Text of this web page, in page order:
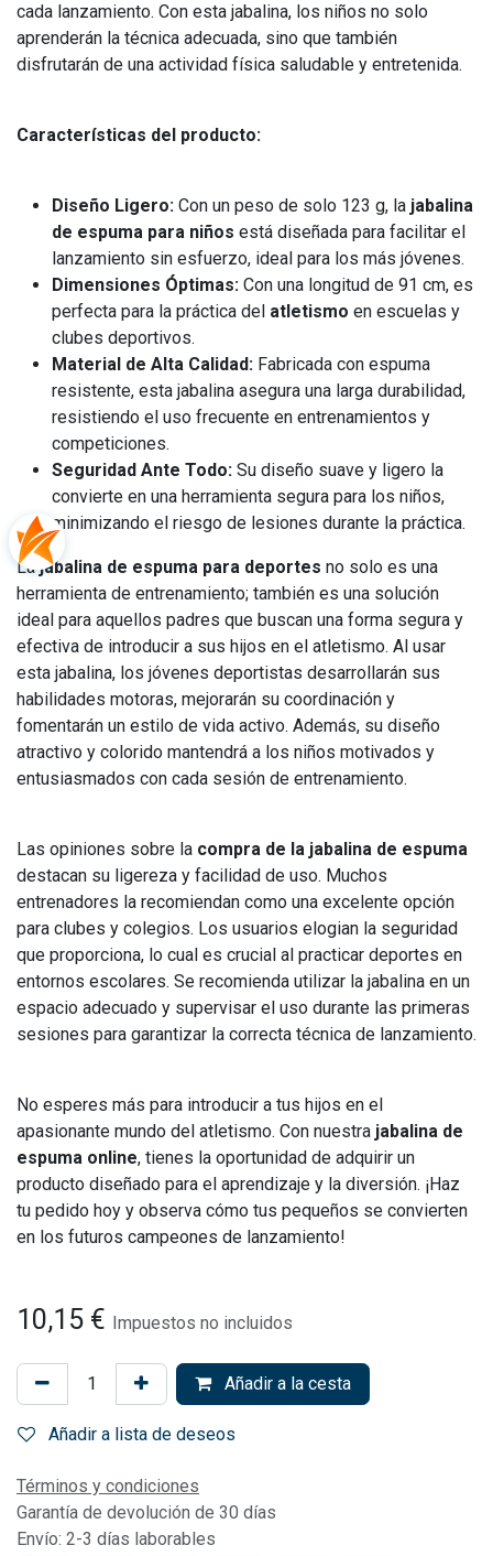
cada lanzamiento. Con esta jabalina, los niños no solo
aprenderán la técnica adecuada, sino que también
disfrutarán de una actividad física saludable y entretenida.
Características del producto:
Diseño Ligero: Con un peso de solo 123 g, la jabalina
de espuma para niños está diseñada para facilitar el
lanzamiento sin esfuerzo, ideal para los más jóvenes.
Dimensiones Óptimas: Con una longitud de 91 cm, es
perfecta para la práctica del atletismo en escuelas y
clubes deportivos.
Material de Alta Calidad: Fabricada con espuma
resistente, esta jabalina asegura una larga durabilidad,
resistiendo el uso frecuente en entrenamientos y
competiciones.
Seguridad Ante Todo: Su diseño suave y ligero la
convierte en una herramienta segura para los niños,
minimizando el riesgo de lesiones durante la práctica.
Lajabalina de espuma para deportes no solo es una
herramienta de entrenamiento; también es una solución
ideal para aquellos padres que buscan una forma segura y
efectiva de introducir a sus hijos en el atletismo. Al usar
esta jabalina, los jóvenes deportistas desarrollarán sus
habilidades motoras, mejorarán su coordinación y
fomentarán un estilo de vida activo. Además, su diseño
atractivo y colorido mantendrá a los niños motivados y
entusiasmados con cada sesión de entrenamiento.
Las opiniones sobre la compra de la jabalina de espuma
destacan su ligereza y facilidad de uso. Muchos
entrenadores la recomiendan como una excelente opción
para clubes y colegios. Los usuarios elogian la seguridad
que proporciona, lo cual es crucial al practicar deportes en
entornos escolares. Se recomienda utilizar la jabalina en un
espacio adecuado y supervisar el uso durante las primeras
sesiones para garantizar la correcta técnica de lanzamiento.
No esperes más para introducir a tus hijos en el
apasionante mundo del atletismo. Con nuestra jabalina de
espuma online, tienes la oportunidad de adquirir un
producto diseñado para el aprendizaje y la diversión. ¡Haz
tu pedido hoy y observa cómo tus pequeños se convierten
en los futuros campeones de lanzamiento!
10,15 € Impuestos no incluidos
Añadir a la cesta
Añadir a lista de deseos
Términos y condiciones
Garantía de devolución de 30 días
Envío: 2-3 días laborables